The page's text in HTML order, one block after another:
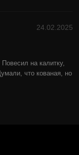
24.02.2025
на калитку,
что кованая, но